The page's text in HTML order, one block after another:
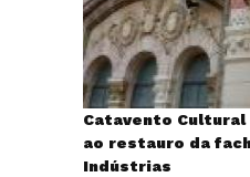
Catavento
ao restauro da
Indústrias